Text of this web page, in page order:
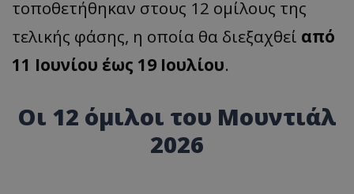
τοποθετήθηκαν στους 12 ομίλους της
τελικής φάσης, η οποία θα διεξαχθεί από
11 Ιουνίου έως 19 Ιουλίου.
Οι 12 όμιλοι του Μουντιάλ
2026